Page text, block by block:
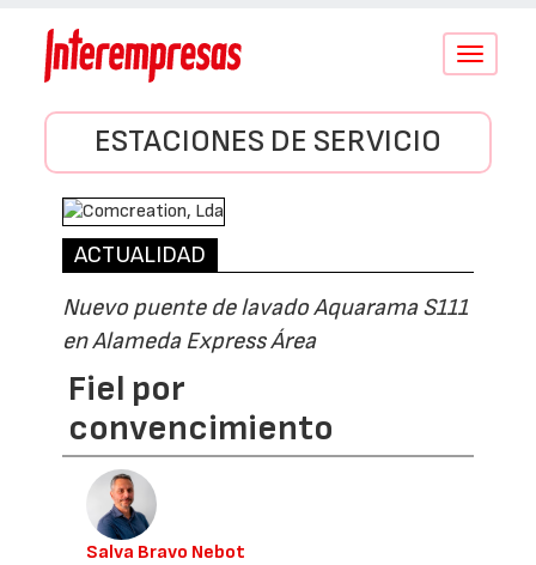
Conmutar
ESTACIONES DE SERVICIO
ACTUALIDAD
Nuevo puente de lavado Aquarama S111
en Alameda Express Área
Fiel por
convencimiento
Salva Bravo Nebot